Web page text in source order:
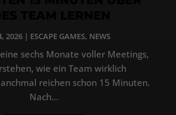
2026 | ESCAPE GAMES, NEWS
sechs Monate voller Meetings,
wie ein Team wirklich
reichen schon 15 Minuten.
Nach...